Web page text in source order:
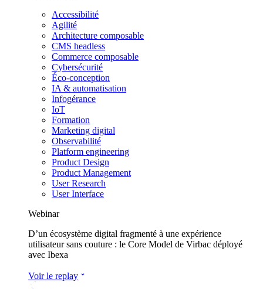
Accessibilité
Agilité
Architecture composable
CMS headless
Commerce composable
Cybersécurité
Éco-conception
IA & automatisation
Infogérance
IoT
Formation
Marketing digital
Observabilité
Platform engineering
Product Design
Product Management
User Research
User Interface
Webinar
D’un écosystème digital fragmenté à une expérience
utilisateur sans couture : le Core Model de Virbac déployé
avec Ibexa
Voir le replay